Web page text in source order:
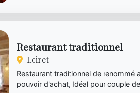
Restaurant traditionnel
Loiret
Restaurant traditionnel de renommé
pouvoir d'achat, Idéal pour couple